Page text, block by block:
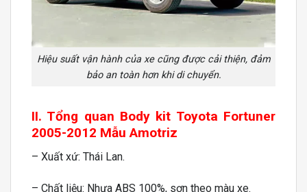
Hiệu suất vận hành của xe cũng được cải thiện, đảm
bảo an toàn hơn khi di chuyển.
II. Tổng quan Body kit Toyota Fortuner
2005-2012 Mẫu Amotriz
– Xuất xứ: Thái Lan.
– Chất liệu: Nhựa ABS 100%, sơn theo màu xe.